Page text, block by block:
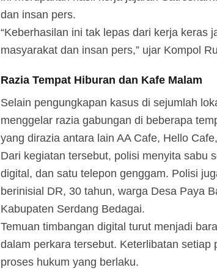
dan insan pers.
“Keberhasilan ini tak lepas dari kerja keras
masyarakat dan insan pers,” ujar Kompol
Razia Tempat Hiburan dan Kafe Malam
Selain pengungkapan kasus di sejumlah
menggelar razia gabungan di beberapa
yang dirazia antara lain AA Cafe, Hello
Dari kegiatan tersebut, polisi menyita sabu
digital, dan satu telepon genggam. Polisi
berinisial DR, 30 tahun, warga Desa Paya
Kabupaten Serdang Bedagai.
Temuan timbangan digital turut menjadi
dalam perkara tersebut. Keterlibatan setiap
proses hukum yang berlaku.